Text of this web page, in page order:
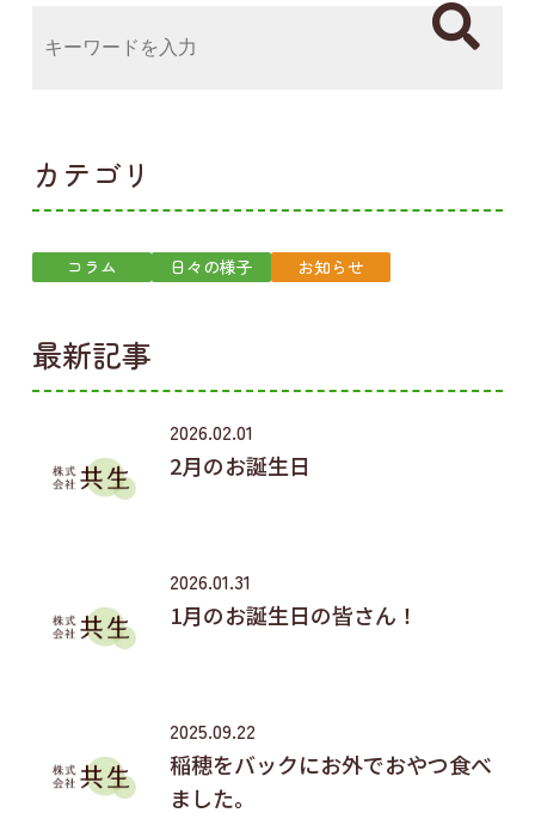
カテゴリ
コラム 日々の様子 お知らせ
最新記事
2026.02.01
2月のお誕生日
2026.01.31
1月のお誕生日の皆さん！
2025.09.22
稲穂をバックにお外でおやつ食べ
ました。